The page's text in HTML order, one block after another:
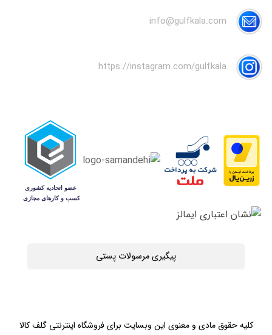
info@gulfkala.com
https://instagram.com/gulfkala
پیگیری مرسولات پستی
کلیه حقوق مادی و معنوی این وبسایت برای فروشگاه اینترنتی گلف کالا